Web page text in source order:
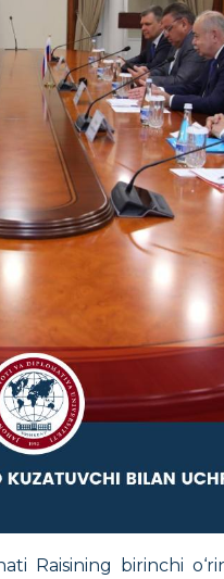
Raisining birinchi